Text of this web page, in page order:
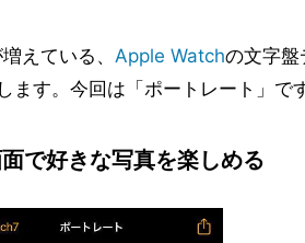
えている、 Apple Watchの文字盤
す。今回は「ポートレート」です
で好きな写真を楽しめる